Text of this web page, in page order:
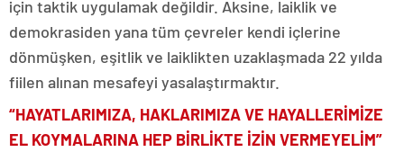
için taktik uygulamak değildir. Aksine, laiklik ve
demokrasiden yana tüm çevreler kendi içlerine
dönmüşken, eşitlik ve laiklikten uzaklaşmada 22 yılda
fiilen alınan mesafeyi yasalaştırmaktır.
“HAYATLARIMIZA, HAKLARIMIZA VE HAYALLERİMİZE
EL KOYMALARINA HEP BİRLİKTE İZİN VERMEYELİM”